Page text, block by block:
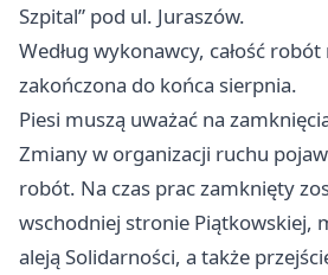
Szpital” pod ul. Juraszów.
Według wykonawcy, całość
zakończona do końca sierpnia.
Piesi muszą uważać na
Zmiany w organizacji ruchu
robót. Na czas prac zamknięty
wschodniej stronie Piątkowskiej,
aleją Solidarności, a także